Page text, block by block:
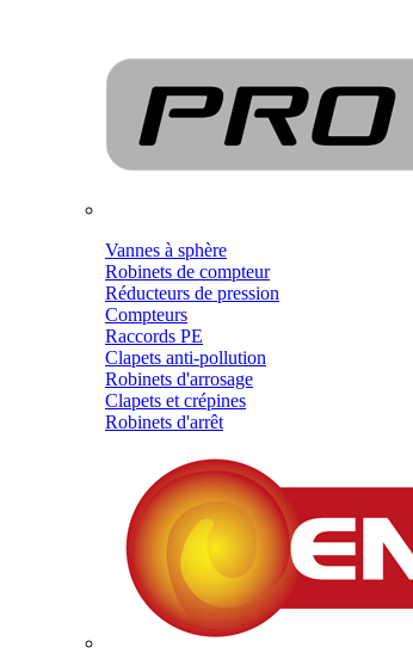
Vannes à sphère
Robinets de compteur
Réducteurs de pression
Compteurs
Raccords PE
Clapets anti-pollution
Robinets d'arrosage
Clapets et crépines
Robinets d'arrêt